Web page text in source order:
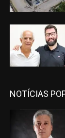
NOTÍCIAS